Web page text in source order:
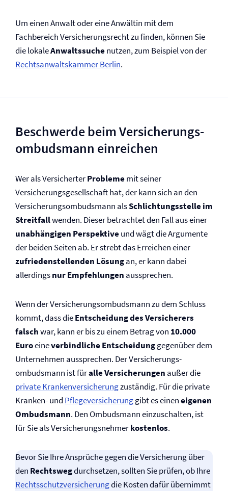
Um einen Anwalt oder eine Anwältin mit dem
Fachbereich Versicherungs­recht zu finden, können Sie
die lokaleAnwaltssuchenutzen, zum Beispiel von der
Rechtsanwaltskammer Berlin.
Beschwerde beim Versicherungs­
ombudsmann einreichen
Wer als VersicherterProblememit seiner
Versicherungsgesellschaft hat, der kann sich an den
Versicherungs­ombudsmann alsSchlichtungsstelle im
Streitfallwenden. Dieser betrachtet den Fall aus einer
unabhängigen Perspektiveund wägt die Argumente
der beiden Seiten ab. Er strebt das Erreichen einer
zufriedenstellenden Lösungan, er kann dabei
allerdingsnur Empfehlungen aussprechen.
Wenn der Versicherungs­ombudsmann zu dem Schluss
kommt, dass dieEntscheidung des Versicherers
falschwar, kann er bis zu einem Betrag von 10.000
Euroeineverbindliche Entscheidunggegenüber dem
Unternehmen aussprechen. Der Versicherungs­
ombudsmann ist füralle Versicherungen außer die
private Kranken­versicherungzuständig. Für die private
Kranken- und Pflege­versicherunggibt es eineneigenen
Ombudsmann. Den Ombudsmann einzuschalten, ist
für Sie als Versicherungsnehmerkostenlos.
Bevor Sie Ihre Ansprüche gegen die Versicherung über
den Rechtswegdurchsetzen, sollten Sie prüfen, ob Ihre
Rechtsschutz­versicherungdie Kosten dafür übernimmt